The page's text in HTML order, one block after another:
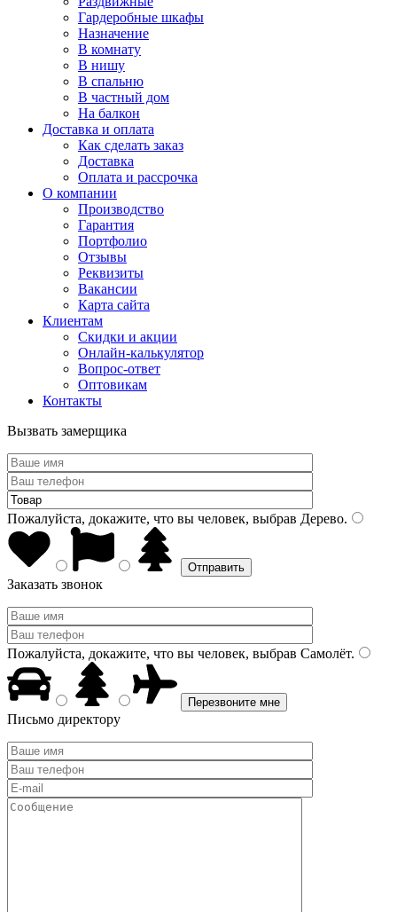
Гардеробные шкафы
Назначение
В комнату
В нишу
В спальню
В частный дом
На балкон
Доставка и оплата
Как сделать заказ
Доставка
Оплата и рассрочка
О компании
Производство
Гарантия
Портфолио
Отзывы
Реквизиты
Вакансии
Карта сайта
Клиентам
Скидки и акции
Онлайн-калькулятор
Вопрос-ответ
Оптовикам
Контакты
Вызвать замерщика
Пожалуйста, докажите, что вы человек, выбрав Дерево.
Заказать звонок
Пожалуйста, докажите, что вы человек, выбрав Самолёт.
Письмо директору